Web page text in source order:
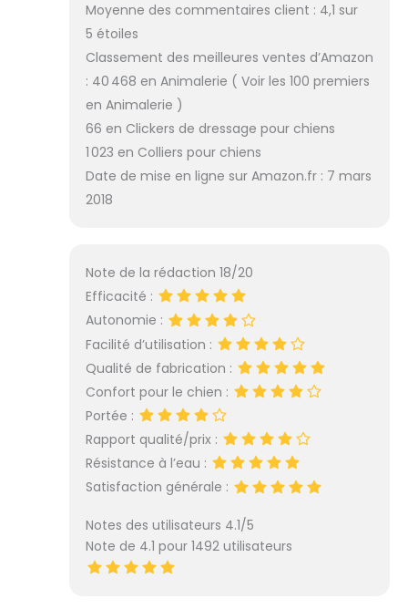
Moyenne des commentaires client : 4,1 sur
5 étoiles
Classement des meilleures ventes d’Amazon
: 40 468 en Animalerie ( Voir les 100 premiers
en Animalerie )
66 en Clickers de dressage pour chiens
1 023 en Colliers pour chiens
Date de mise en ligne sur Amazon.fr : 7 mars
2018
Note de la rédaction 18/20
Efficacité :
Autonomie :
Facilité d’utilisation :
Qualité de fabrication :
Confort pour le chien :
Portée :
Rapport qualité/prix :
Résistance à l’eau :
Satisfaction générale :
Notes des utilisateurs 4.1/5
Note de 4.1 pour 1492 utilisateurs